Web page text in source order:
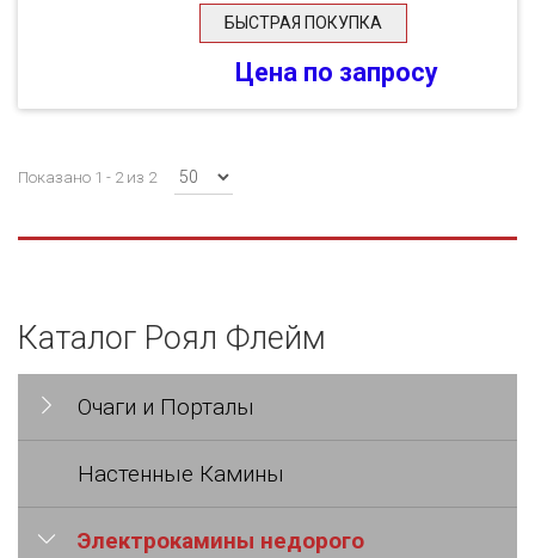
БЫСТРАЯ ПОКУПКА
Цена по запросу
Показано 1 - 2 из 2
Каталог Роял Флейм
Очаги и Порталы
Настенные Камины
Электрокамины недорого